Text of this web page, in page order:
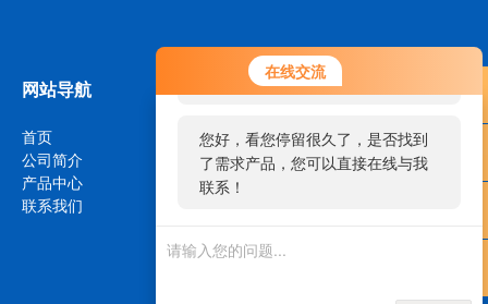
在线交流
您好！欢迎前来咨询，很高兴为您
服务，请问您要咨询什么问题呢？
您好，看您停留很久了，是否找到
了需求产品，您可以直接在线与我
联系！
网站导航
首页
公司简介
产品中心
联系我们